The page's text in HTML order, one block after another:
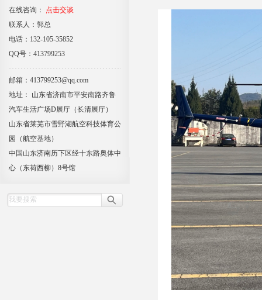
在线咨询：
点击交谈
联系人：郭总
电话：132-105-35852
QQ号：413799253
邮箱：413799253@qq.com
地址： 山东省济南市平安南路齐鲁
汽车生活广场D展厅（长清展厅）
山东省莱芜市雪野湖航空科技体育公
园（航空基地）
中国山东济南历下区经十东路奥体中
心（东荷西柳）8号馆